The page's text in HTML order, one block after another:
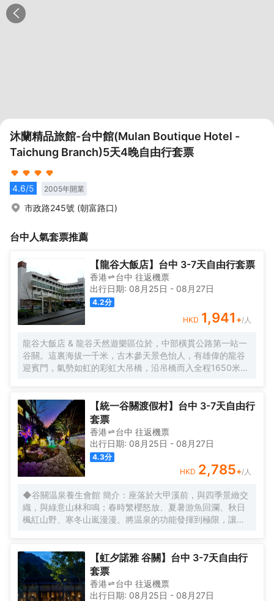
沐蘭精品旅館-台中館(Mulan Boutique Hotel -
Taichung Branch)5天4晚自由行套票
4.6/5 2005年開業
市政路245號 (朝富路口)
台中人氣套票推薦
【龍谷大飯店】台中 3-7天自由行套票
香港 台中 往返機票
出行日期: 08月25日 - 08月27日
4.2分
HKD 1,941 +/人
龍谷大飯店 & 龍谷天然遊樂區位於，中部橫貫公路第一站一
谷關。這裏海拔一千米，古木參天景色怡人，有雄偉的龍谷
迎賓門，氣勢如虹的彩虹大吊橋，沿吊橋而入全程1650米，
【統一谷關渡假村】台中 3-7天自由行
套票
香港 台中 往返機票
出行日期: 08月25日 - 08月27日
4.3分
HKD 2,785+/人
◆谷關温泉養生會館 簡介：座落於大甲溪前，與四季景緻交
織，與綠意山林和鳴；春時繁櫻怒放、夏暑游魚回瀾、秋日
楓紅山野、寒冬山嵐漫漫。將温泉的功能發揮到極限，讓你
的境界裏！ 環境：中橫公路 建築風格：日式 自然環境：前
臨大甲溪、背倚八仙山 餐飲特色：高山地方料理 特色設施：
露天温泉男女湯 周圍特色景點：八仙山遊樂區、捎來吊橋、
新社鄉百茹園、薰衣草森林
【虹夕諾雅 谷關】台中 3-7天自由行
套票
香港 台中 往返機票
出行日期: 08月25日 - 08月27日